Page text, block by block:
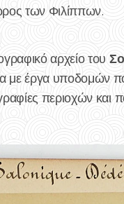
των Φιλίππων.
αρχείο του
με έργα υποδομών
περιοχών